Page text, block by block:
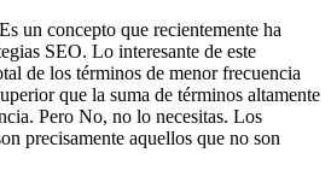
un concepto que recientemente ha
SEO. Lo interesante de este
de los términos de menor frecuencia
que la suma de términos altamente
Pero No, no lo necesitas. Los
precisamente aquellos que no son